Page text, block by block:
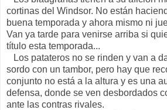
cortinas del Windsor. No están
buena temporada y ahora mismo ni
Van ya tarde para venirse arriba si
título esta temporada...
Los patateros no se rinden y van a
sordo con un tambor, pero hay que
conjunto no está a la altura y es una
defensa, donde se ven desbordados
ante las contras rivales.